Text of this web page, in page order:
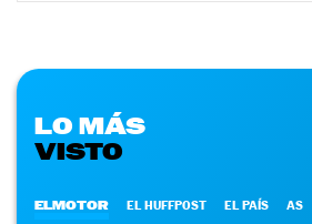
LO MÁS
VISTO
ELMOTOR EL HUFFPOST EL PAÍS AS